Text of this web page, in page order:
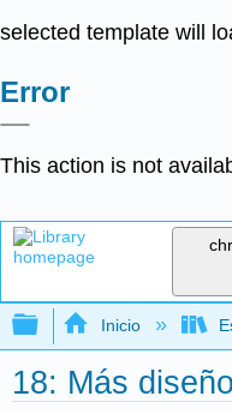
selected template will
Error
This action is not
Expandir/
Inicio
18: Más